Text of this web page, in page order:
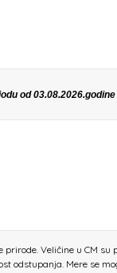
od
Veličine u CM su
odstupanja. Mere se